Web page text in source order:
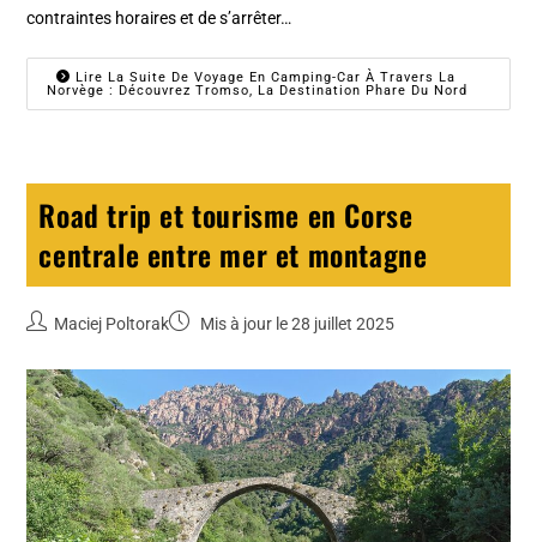
contraintes horaires et de s’arrêter…
Lire La Suite De Voyage En Camping-Car À Travers La
Norvège : Découvrez Tromso, La Destination Phare Du Nord
Road trip et tourisme en Corse
centrale entre mer et montagne
Maciej Poltorak Mis à jour le 28 juillet 2025